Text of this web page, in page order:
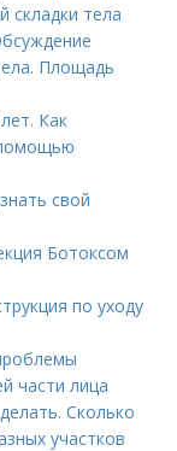
складки тела
Площадь
Как
свой
Ботоксом
по уходу
части лица
Сколько
участков